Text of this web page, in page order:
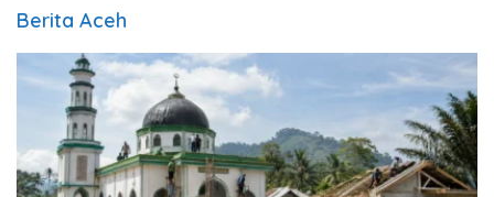
Berita Aceh